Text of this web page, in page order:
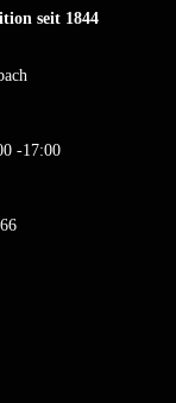
seit 1844
-17:00